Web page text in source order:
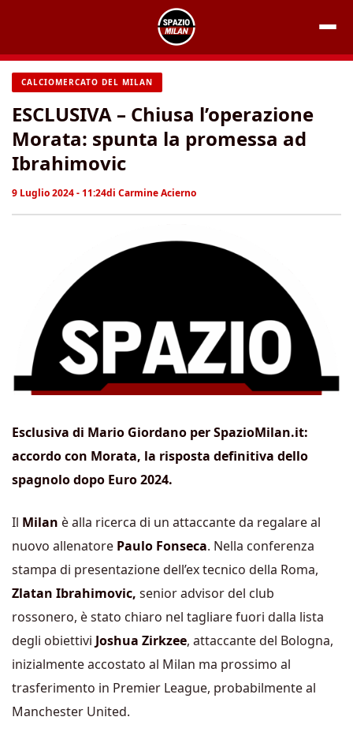
contenuto
CALCIOMERCATO DEL MILAN
ESCLUSIVA – Chiusa l’operazione
Morata: spunta la promessa ad
Ibrahimovic
9 Luglio 2024 - 11:24di Carmine Acierno
Esclusiva di Mario Giordano per SpazioMilan.it:
accordo con Morata, la risposta definitiva dello
spagnolo dopo Euro 2024.
Il Milan è alla ricerca di un attaccante da regalare al
nuovo allenatore Paulo Fonseca. Nella conferenza
stampa di presentazione dell’ex tecnico della Roma,
Zlatan Ibrahimovic, senior advisor del club
rossonero, è stato chiaro nel tagliare fuori dalla lista
degli obiettivi Joshua Zirkzee, attaccante del Bologna,
inizialmente accostato al Milan ma prossimo al
trasferimento in Premier League, probabilmente al
Manchester United.